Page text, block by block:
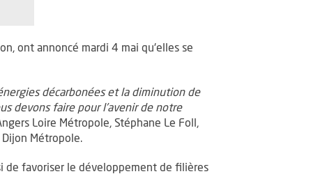
ont annoncé mardi 4 mai qu'elles se
décarbonées et la diminution de
devons faire pour l'avenir de notre
Loire Métropole, Stéphane Le Foll,
Métropole.
de favoriser le développement de filières